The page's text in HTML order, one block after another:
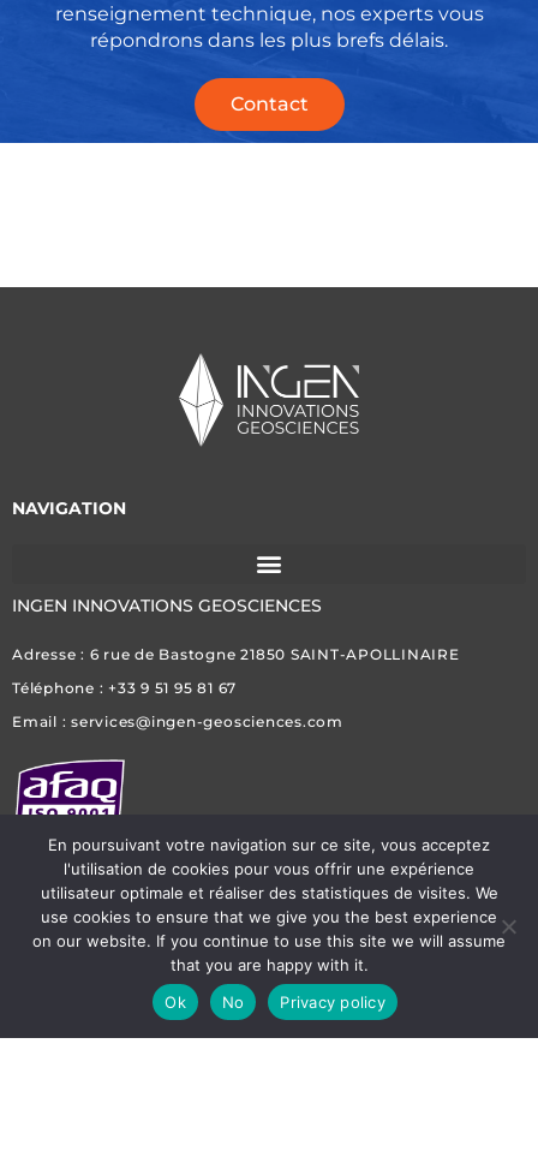
renseignement technique, nos experts vous
répondrons dans les plus brefs délais.
Contact
NAVIGATION
INGEN INNOVATIONS GEOSCIENCES
Adresse : 6 rue de Bastogne 21850 SAINT-APOLLINAIRE
Téléphone : +33 9 51 95 81 67
Email : services@ingen-geosciences.com
L
i
n
k
W
h
a
t
Y
o
u
t
I
n
s
t
En poursuivant votre navigation sur ce site, vous acceptez
l'utilisation de cookies pour vous offrir une expérience
utilisateur optimale et réaliser des statistiques de visites. We
use cookies to ensure that we give you the best experience
on our website. If you continue to use this site we will assume
that you are happy with it.
Ok
No Privacy policy